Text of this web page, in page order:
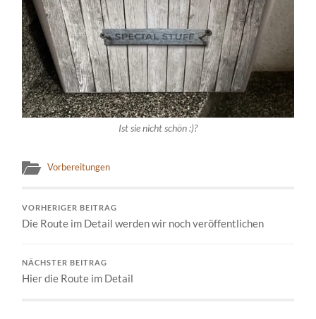
Ist sie nicht schön :)?
Vorbereitungen
VORHERIGER BEITRAG
Die Route im Detail werden wir noch veröffentlichen
NÄCHSTER BEITRAG
Hier die Route im Detail